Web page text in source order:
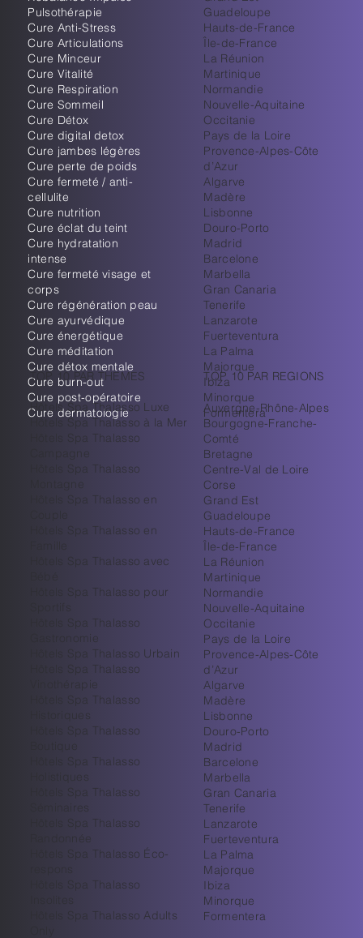
Pulsothérapie
Cure Anti-Stress
Cure Articulations
Cure Minceur
Cure Vitalité
Cure Respiration
Cure Sommeil
Cure Détox
Cure digital detox
Cure jambes légères
Cure perte de poids
Cure fermeté / anti-
cellulite
Cure nutrition
Cure éclat du teint
Cure hydratation
intense
Cure fermeté visage et
corps
Cure régénération peau
Cure ayurvédique
Cure énergétique
Cure méditation
Cure détox mentale
Cure burn-out
Cure post-opératoire
Cure dermatologie
Guadeloupe
Hauts-de-France
Île-de-France
La Réunion
Martinique
Normandie
Nouvelle-Aquitaine
Occitanie
Pays de la Loire
Provence-Alpes-Côte
d’Azur
Algarve
Madère
Lisbonne
Douro-Porto
Madrid
Barcelone
Marbella
Gran Canaria
Tenerife
Lanzarote
Fuerteventura
La Palma
Majorque
Ibiza
Minorque
Formentera
TOP 10 PAR REGIONS
Auvergne-Rhône-Alpes
Bourgogne-Franche-
Comté
Bretagne
Centre-Val de Loire
Corse
Grand Est
Guadeloupe
Hauts-de-France
Île-de-France
La Réunion
Martinique
Normandie
Nouvelle-Aquitaine
Occitanie
Pays de la Loire
Provence-Alpes-Côte
d’Azur
Algarve
Madère
Lisbonne
Douro-Porto
Madrid
Barcelone
Marbella
Gran Canaria
Tenerife
Lanzarote
Fuerteventura
La Palma
Majorque
Ibiza
Minorque
Formentera
TOP 10 PAR THEMES
Hôtels Spa Thalasso Luxe
Hôtels Spa Thalasso à la Mer
Hôtels Spa Thalasso
Campagne
Hôtels Spa Thalasso
Hôtels Spa Thalasso en
Hôtels Spa Thalasso en
Hôtels Spa Thalasso avec
Hôtels Spa Thalasso pour
Hôtels Spa Thalasso
Gastronomie
Hôtels Spa Thalasso Urbain
Hôtels Spa Thalasso
Vinothérapie
Hôtels Spa Thalasso
Historiques
Hôtels Spa Thalasso
Hôtels Spa Thalasso
Holistiques
Hôtels Spa Thalasso
Séminaires
Hôtels Spa Thalasso
Randonnée
Hôtels Spa Thalasso Éco-
Hôtels Spa Thalasso
Hôtels Spa Thalasso Adults